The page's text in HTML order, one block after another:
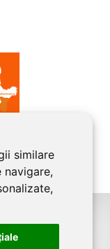
similare
navigare,
promovare online
SRL